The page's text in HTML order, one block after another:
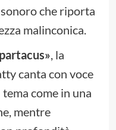
che riporta
malinconica.
, la
canta con voce
come in una
mentre